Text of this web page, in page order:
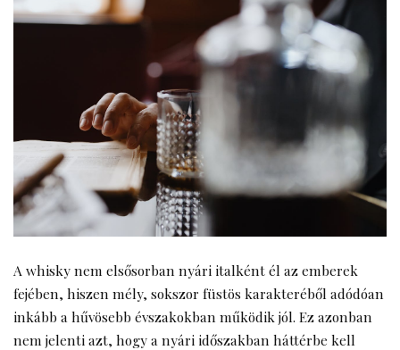
A whisky nem elsősorban nyári italként él az emberek
fejében, hiszen mély, sokszor füstös karakteréből adódóan
inkább a hűvösebb évszakokban működik jól. Ez azonban
nem jelenti azt, hogy a nyári időszakban háttérbe kell